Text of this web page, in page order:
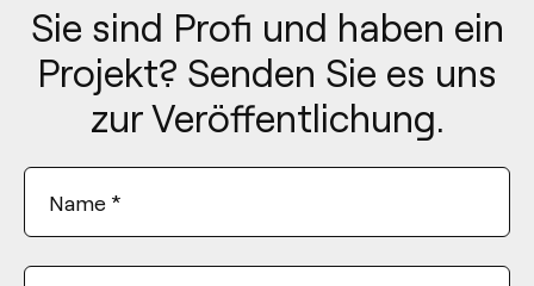
Sie sind Profi und haben ein
Projekt? Senden Sie es uns
zur Veröffentlichung.
Name *